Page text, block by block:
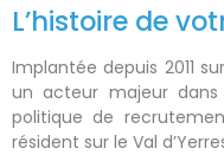
L’histoire de
Implantée depuis 2011
un acteur majeur
politique de
résident sur le Val